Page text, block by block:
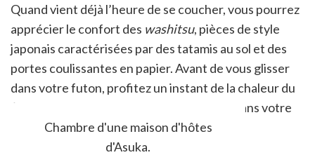
Quand vient déjà l’heure de se coucher, vous pourrez
apprécier le confort des washitsu, pièces de style
japonais caractérisées par des tatamis au sol et des
portes coulissantes en papier. Avant de vous glisser
dans votre futon, profitez un instant de la chaleur du
kotatsu
, table basse chauffante installée dans votre
chambre.Chambre d'une maison d'hôtes
d'Asuka.